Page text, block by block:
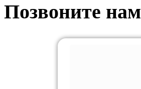
Позвоните нам